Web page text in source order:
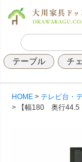
テーブル チ
HOME テレビ台・
【幅180 奥行